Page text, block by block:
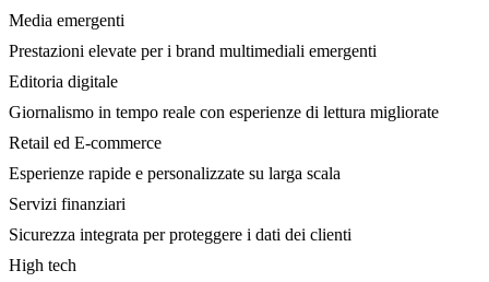
Media emergenti
Prestazioni elevate per i brand multimediali emergenti
Editoria digitale
Giornalismo in tempo reale con esperienze di lettura migliorate
Retail ed E-commerce
Esperienze rapide e personalizzate su larga scala
Servizi finanziari
Sicurezza integrata per proteggere i dati dei clienti
High tech